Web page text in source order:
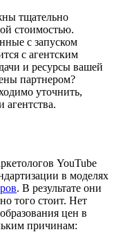
тщательно
стоимостью.
с запуском
с агентским
и ресурсы вашей
партнером?
уточнить,
агентства.
YouTube
в моделях
. В результате они
того стоит. Нет
цен в
причинам: